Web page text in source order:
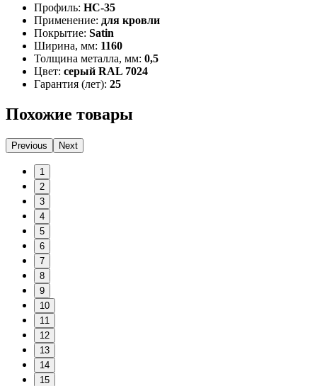
Профиль: НС-35
Применение: для кровли
Покрытие: Satin
Ширина, мм: 1160
Толщина металла, мм: 0,5
Цвет: серый RAL 7024
Гарантия (лет): 25
Похожие товары
Previous Next
1
2
3
4
5
6
7
8
9
10
11
12
13
14
15